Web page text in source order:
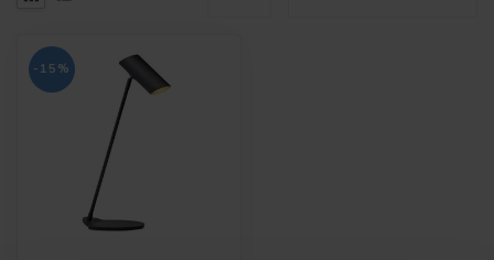
-15%